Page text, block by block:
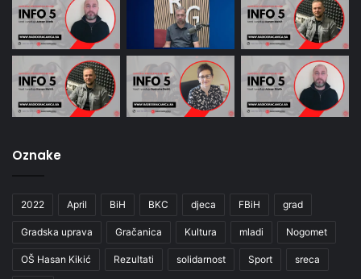
Oznake
2022 April BiH BKC djeca FBiH grad
Gradska uprava Gračanica Kultura mladi Nogomet
OŠ Hasan Kikić Rezultati solidarnost Sport sreca